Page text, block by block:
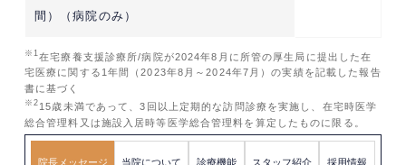
間）（病院のみ）
※1 在宅療養支援診療所/病院が2024年8月に所管の厚生局に提出した在
宅医療に関する1年間（2023年8月～2024年7月）の実績を記載した報告
書に基づく
※2 15歳未満であって、3回以上定期的な訪問診療を実施し、在宅時医学
総合管理料又は施設入居時等医学総合管理料を算定したものに限る。
院長メッセージ 当院について 診療機能 スタッフ紹介 採用情報